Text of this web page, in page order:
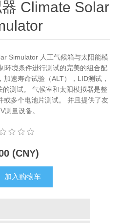
Climate Solar
Simulator 人工气候箱与太阳能模
环境条件进行测试的完美的组合配
速寿命试验（ALT），LID测试，
测试。 气候室和太阳模拟器是整
或多个电池片测试。 并且提供了友
测量设备。
(CNY)
加入购物车